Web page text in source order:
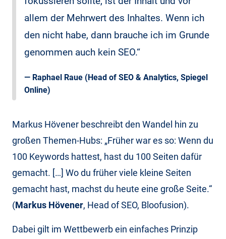
allem der Mehrwert des Inhaltes. Wenn ich
den nicht habe, dann brauche ich im Grunde
genommen auch kein SEO.“
— Raphael Raue (Head of SEO & Analytics, Spiegel
Online)
Markus Hövener beschreibt den Wandel hin zu
großen Themen-Hubs: „Früher war es so: Wenn du
100 Keywords hattest, hast du 100 Seiten dafür
gemacht. […] Wo du früher viele kleine Seiten
gemacht hast, machst du heute eine große Seite.“
(Markus Hövener, Head of SEO, Bloofusion).
Dabei gilt im Wettbewerb ein einfaches Prinzip